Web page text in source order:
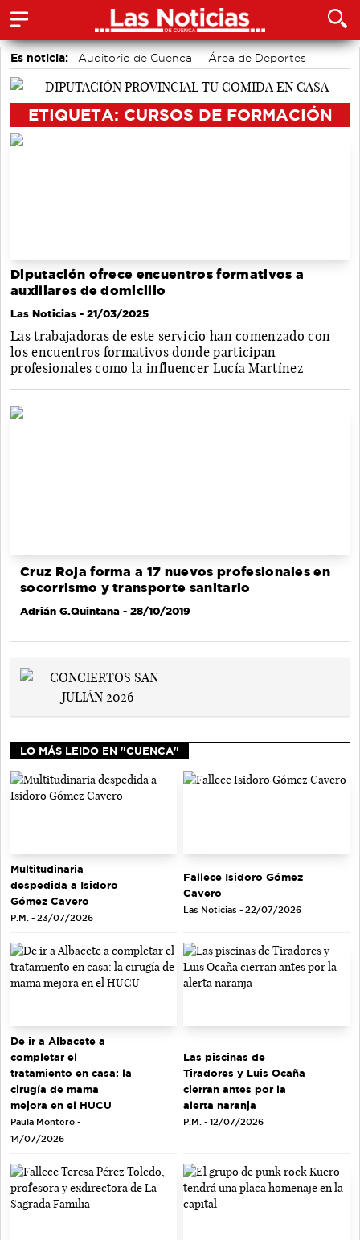
Es noticia: Auditorio de Cuenca
Área de Deportes
Medio Ambiente
Motor
ETIQUETA: CURSOS DE FORMACIÓN
Diputación ofrece encuentros formativos a
auxiliares de domicilio
Las Noticias - 21/03/2025
Las trabajadoras de este servicio han comenzado con
los encuentros formativos donde participan
profesionales como la influencer Lucía Martínez
Cruz Roja forma a 17 nuevos profesionales en
socorrismo y transporte sanitario
Adrián G.Quintana - 28/10/2019
LO MÁS LEIDO EN "CUENCA"
Multitudinaria
despedida a Isidoro
Gómez Cavero
P.M. - 23/07/2026
Fallece Isidoro Gómez
Cavero
Las Noticias - 22/07/2026
De ir a Albacete a
completar el
tratamiento en casa: la
cirugía de mama
mejora en el HUCU
Paula Montero -
14/07/2026
Las piscinas de
Tiradores y Luis Ocaña
cierran antes por la
alerta naranja
P.M. - 12/07/2026